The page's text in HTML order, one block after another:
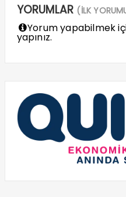
YORUMLAR (İLK
Yorum yapabilmek
yapınız.